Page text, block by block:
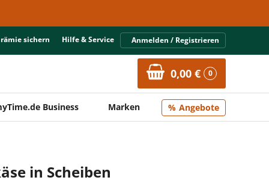
sichern Hilfe & Service Anmelden / Registrieren
0,00 € 0
Business Marken Angebote
in Scheiben